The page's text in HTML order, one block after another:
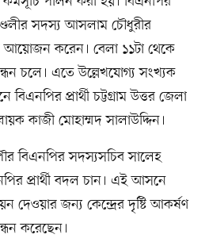
সদস্য আসলাম চৌধুরীর
আয়োজন করেন। বেলা ১১টা থেকে
চলে। এতে উল্লেখযোগ্য সংখ্যক
প্রার্থী চট্টগ্রাম উত্তর জেলা
কাজী মোহাম্মদ সালাউদ্দিন।
বিএনপির সদস্যসচিব সালেহ
প্রার্থী বদল চান। এই আসনে
জন্য কেন্দ্রের দৃষ্টি আকর্ষণ
করেছেন।